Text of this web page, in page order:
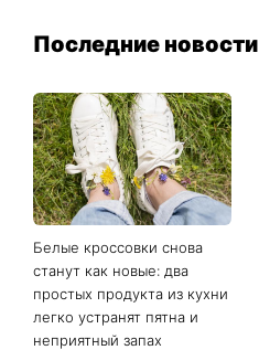
Последние новости
Белые кроссовки снова
станут как новые: два
простых продукта из кухни
легко устранят пятна и
неприятный запах